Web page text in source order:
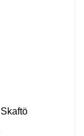
Skaftö